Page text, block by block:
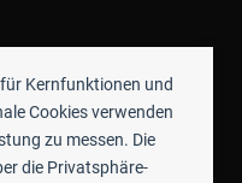
Kernfunktionen und
Cookies verwenden
zu messen. Die
die Privatsphäre-